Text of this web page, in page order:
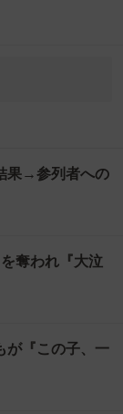
果→参列者への
奪われ『大泣
が『この子、一